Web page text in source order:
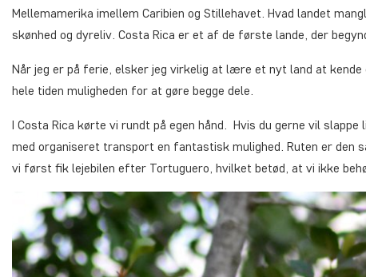
Mellemamerika imellem Caribien og Stillehavet. Hvad landet
skønhed og dyreliv. Costa Rica er et af de første lande, der
Når jeg er på ferie, elsker jeg virkelig at lære et nyt land at
hele tiden muligheden for at gøre begge dele.
I Costa Rica kørte vi rundt på egen hånd. Hvis du gerne vil
med organiseret transport en fantastisk mulighed. Ruten er
vi først fik lejebilen efter Tortuguero, hvilket betød, at vi ikke